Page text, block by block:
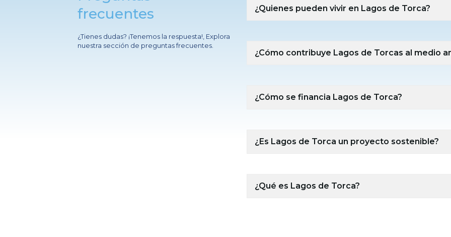
frecuentes
¿Tienes dudas? ¡Tenemos la respuesta!, Explora
nuestra sección de preguntas frecuentes.
¿Quienes pueden vivir en Lagos de Torca?
¿Cómo contribuye Lagos de Torcas al medio
¿Cómo se financia Lagos de Torca?
¿Es Lagos de Torca un proyecto sostenible?
¿Qué es Lagos de Torca?